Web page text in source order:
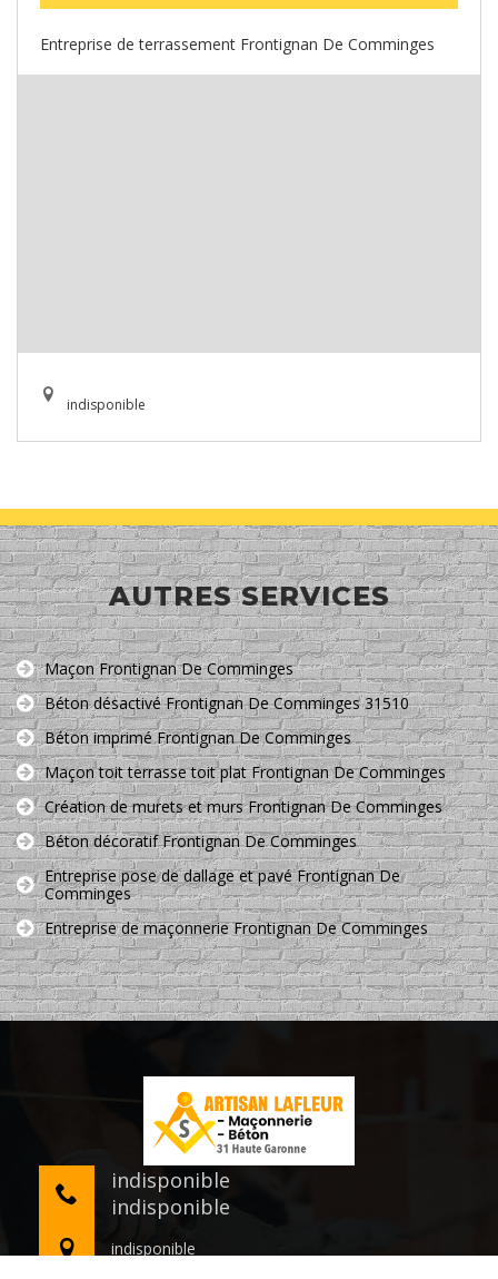
Entreprise de terrassement Frontignan De Comminges
indisponible
AUTRES SERVICES
Maçon Frontignan De Comminges
Béton désactivé Frontignan De Comminges 31510
Béton imprimé Frontignan De Comminges
Maçon toit terrasse toit plat Frontignan De Comminges
Création de murets et murs Frontignan De Comminges
Béton décoratif Frontignan De Comminges
Entreprise pose de dallage et pavé Frontignan De
Comminges
Entreprise de maçonnerie Frontignan De Comminges
indisponible
indisponible
indisponible